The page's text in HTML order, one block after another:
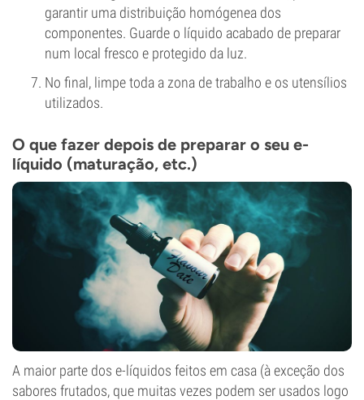
garantir uma distribuição homógenea dos
componentes. Guarde o líquido acabado de preparar
num local fresco e protegido da luz.
No final, limpe toda a zona de trabalho e os utensílios
utilizados.
O que fazer depois de preparar o seu e-
líquido (maturação, etc.)
A maior parte dos e-líquidos feitos em casa (à exceção dos
sabores frutados, que muitas vezes podem ser usados logo